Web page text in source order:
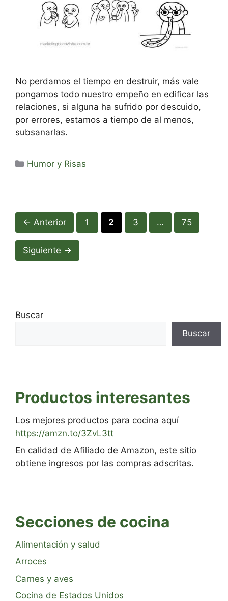
No perdamos el tiempo en destruir, más vale
pongamos todo nuestro empeño en edificar las
relaciones, si alguna ha sufrido por descuido,
por errores, estamos a tiempo de al menos,
subsanarlas.
Categorías
Humor y Risas
← Anterior Página
1 Página
2 Página
3 … Página
75
Siguiente →
Buscar
Buscar
Productos interesantes
Los mejores productos para cocina aquí
https://amzn.to/3ZvL3tt
En calidad de Afiliado de Amazon, este sitio
obtiene ingresos por las compras adscritas.
Secciones de cocina
Alimentación y salud
Arroces
Carnes y aves
Cocina de Estados Unidos